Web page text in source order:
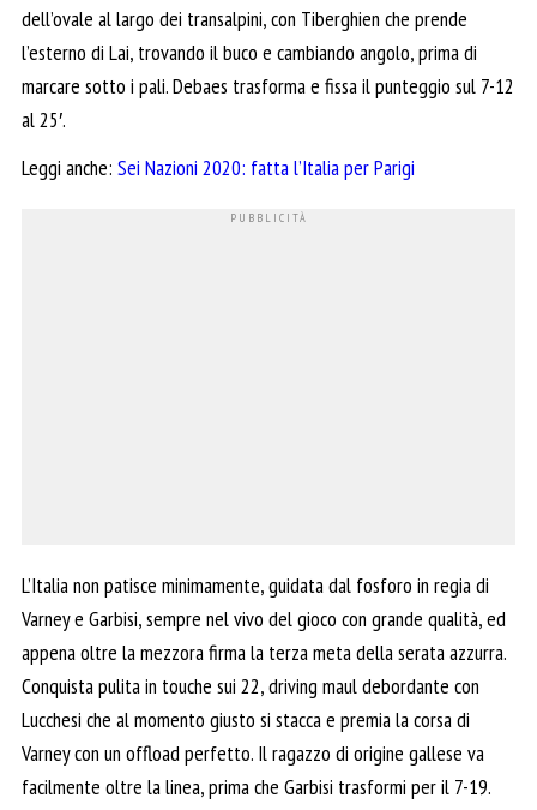
dell’ovale al largo dei transalpini, con Tiberghien che prende
l’esterno di Lai, trovando il buco e cambiando angolo, prima di
marcare sotto i pali. Debaes trasforma e fissa il punteggio sul 7-12
al 25′.
Leggi anche: Sei Nazioni 2020: fatta l’Italia per Parigi
L’Italia non patisce minimamente, guidata dal fosforo in regia di
Varney e Garbisi, sempre nel vivo del gioco con grande qualità, ed
appena oltre la mezzora firma la terza meta della serata azzurra.
Conquista pulita in touche sui 22, driving maul debordante con
Lucchesi che al momento giusto si stacca e premia la corsa di
Varney con un offload perfetto. Il ragazzo di origine gallese va
facilmente oltre la linea, prima che Garbisi trasformi per il 7-19.